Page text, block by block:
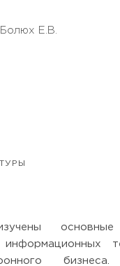
Болюх Е.В.
основные
информационных
бизнеса.